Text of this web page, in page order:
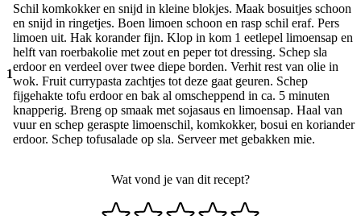
1
Schil komkokker en snijd in kleine blokjes. Maak bosuitjes schoon
en snijd in ringetjes. Boen limoen schoon en rasp schil eraf. Pers
limoen uit. Hak korander fijn. Klop in kom 1 eetlepel limoensap en
helft van roerbakolie met zout en peper tot dressing. Schep sla
erdoor en verdeel over twee diepe borden. Verhit rest van olie in
wok. Fruit currypasta zachtjes tot deze gaat geuren. Schep
fijgehakte tofu erdoor en bak al omscheppend in ca. 5 minuten
knapperig. Breng op smaak met sojasaus en limoensap. Haal van
vuur en schep geraspte limoenschil, komkokker, bosui en koriander
erdoor. Schep tofusalade op sla. Serveer met gebakken mie.
Wat vond je van dit recept?